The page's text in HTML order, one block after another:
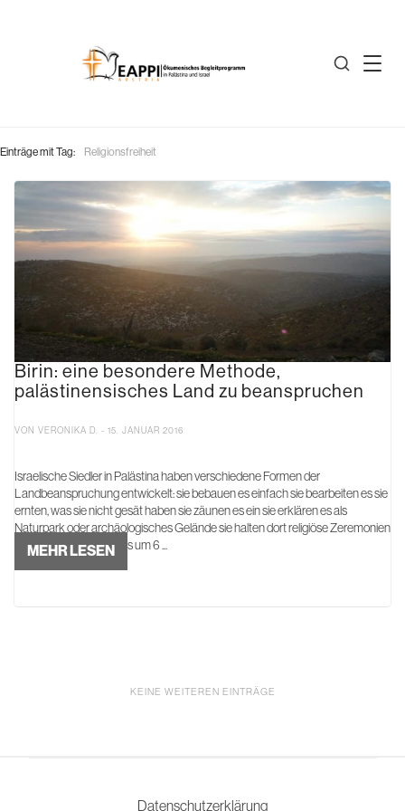
Einträge mit Tag: Religionsfreiheit
Birin: eine besondere Methode,
palästinensisches Land zu beanspruchen
VON VERONIKA D. - 15. JANUAR 2016
Israelische Siedler in Palästina haben verschiedene Formen der
Landbeanspruchung entwickelt: sie bebauen es einfach sie bearbeiten es sie
ernten, was sie nicht gesät haben sie zäunen es ein sie erklären es als
Naturpark oder archäologisches Gelände sie halten dort religiöse Zeremonien
ab, wie in Birin... Morgens um 6 ...
MEHR LESEN
KEINE WEITEREN EINTRÄGE
Datenschutzerklärung